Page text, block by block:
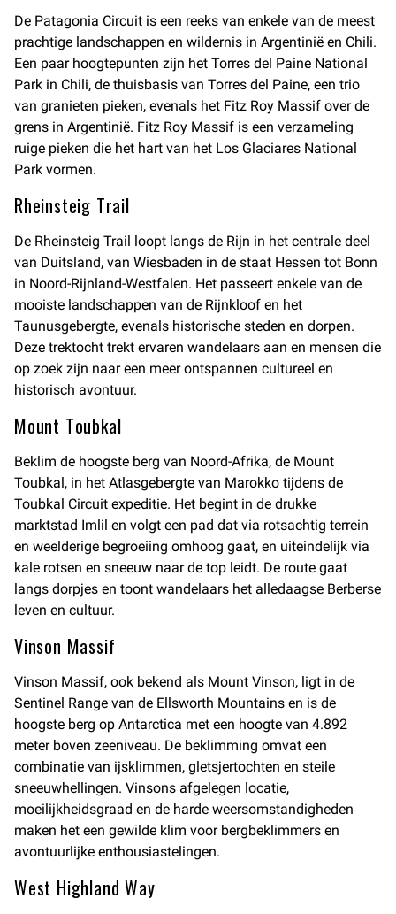
De Patagonia Circuit is een reeks van enkele van de meest
prachtige landschappen en wildernis in Argentinië en Chili.
Een paar hoogtepunten zijn het Torres del Paine National
Park in Chili, de thuisbasis van Torres del Paine, een trio
van granieten pieken, evenals het Fitz Roy Massif over de
grens in Argentinië. Fitz Roy Massif is een verzameling
ruige pieken die het hart van het Los Glaciares National
Park vormen.
Rheinsteig Trail
De Rheinsteig Trail loopt langs de Rijn in het centrale deel
van Duitsland, van Wiesbaden in de staat Hessen tot Bonn
in Noord-Rijnland-Westfalen. Het passeert enkele van de
mooiste landschappen van de Rijnkloof en het
Taunusgebergte, evenals historische steden en dorpen.
Deze trektocht trekt ervaren wandelaars aan en mensen die
op zoek zijn naar een meer ontspannen cultureel en
historisch avontuur.
Mount Toubkal
Beklim de hoogste berg van Noord-Afrika, de Mount
Toubkal, in het Atlasgebergte van Marokko tijdens de
Toubkal Circuit expeditie. Het begint in de drukke
marktstad Imlil en volgt een pad dat via rotsachtig terrein
en weelderige begroeiing omhoog gaat, en uiteindelijk via
kale rotsen en sneeuw naar de top leidt. De route gaat
langs dorpjes en toont wandelaars het alledaagse Berberse
leven en cultuur.
Vinson Massif
Vinson Massif, ook bekend als Mount Vinson, ligt in de
Sentinel Range van de Ellsworth Mountains en is de
hoogste berg op Antarctica met een hoogte van 4.892
meter boven zeeniveau. De beklimming omvat een
combinatie van ijsklimmen, gletsjertochten en steile
sneeuwhellingen. Vinsons afgelegen locatie,
moeilijkheidsgraad en de harde weersomstandigheden
maken het een gewilde klim voor bergbeklimmers en
avontuurlijke enthousiastelingen.
West Highland Way